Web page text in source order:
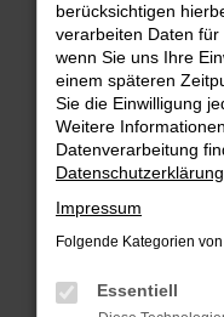
Fehler:
Beim Laden ist ein
Hier sind ein paar
Überprüfe
Laden andere
Suchmaschine?
Prüfe deine
können das
berücksichtigen
verarbeiten Daten für
wenn Sie uns Ihre
einem späteren
Sie die Einwilligung
Weitere
Datenverarbeitung
Datenschutzerklärung
Impressum
Folgende Kategorien
Essentiell